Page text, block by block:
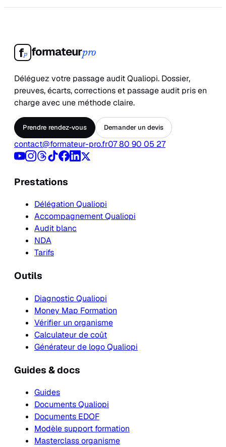
fp formateurpro
Déléguez votre passage audit Qualiopi. Dossier,
preuves, écarts, corrections et passage audit pris en
charge avec une méthode claire.
Prendre rendez-vous Demander un devis
contact@formateur-pro.fr07 80 90 05 27
Prestations
Délégation Qualiopi
Accompagnement Qualiopi
Audit blanc
NDA
Tarifs
Outils
Diagnostic Qualiopi
Money Map Formation
Vérifier un organisme
Calculateur de coût
Générateur de logo Qualiopi
Guides & docs
Guides
Documents Qualiopi
Documents EDOF
Modèle support formation
Masterclass organisme